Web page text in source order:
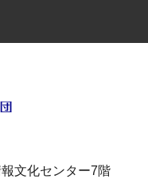
文化センター7階